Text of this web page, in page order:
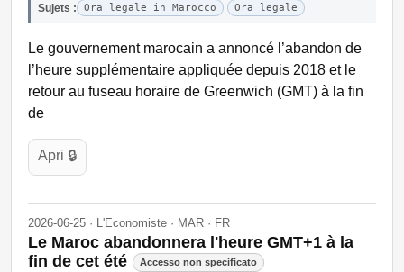
Sujets : Ora legale in Marocco Ora legale
Le gouvernement marocain a annoncé l’abandon de
l’heure supplémentaire appliquée depuis 2018 et le
retour au fuseau horaire de Greenwich (GMT) à la fin
de
Apri 🔒
2026-06-25 · L'Economiste · MAR · FR
Le Maroc abandonnera l'heure GMT+1 à la
fin de cet été
Accesso non specificato